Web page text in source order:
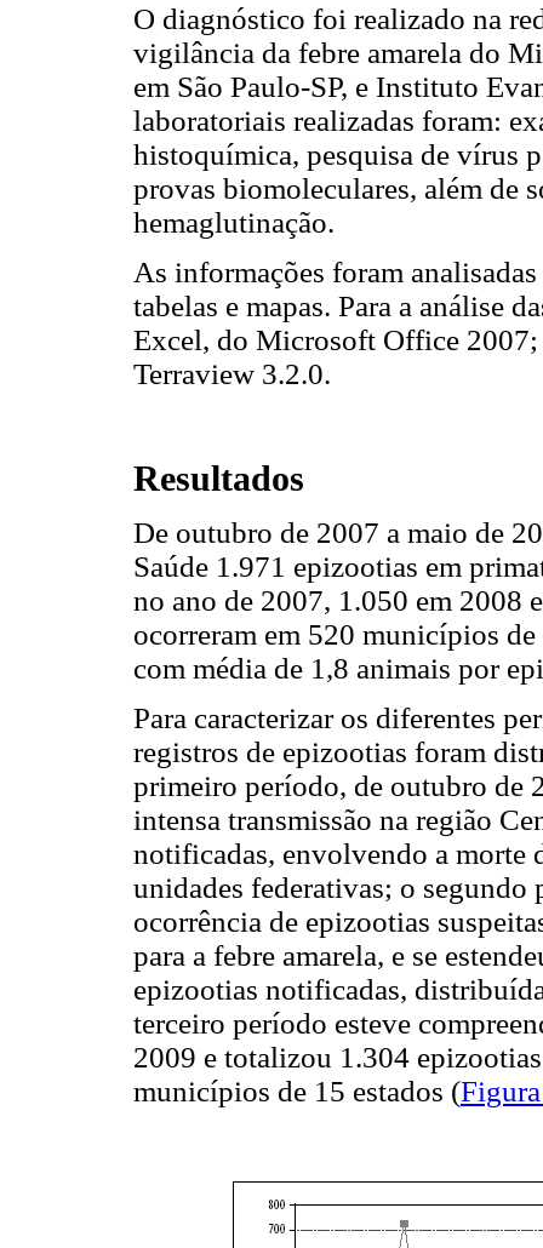
O diagnóstico foi realizado na
vigilância da febre amarela do
em São Paulo-SP, e Instituto
laboratoriais realizadas foram:
histoquímica, pesquisa de vírus
provas biomoleculares, além de
hemaglutinação.
As informações foram
tabelas e mapas. Para a análise
Excel, do Microsoft Office 2007;
Terraview 3.2.0.
Resultados
De outubro de 2007 a maio de
Saúde 1.971 epizootias em
no ano de 2007, 1.050 em 2008
ocorreram em 520 municípios
com média de 1,8 animais por
Para caracterizar os diferentes
registros de epizootias foram
primeiro período, de outubro de
intensa transmissão na região
notificadas, envolvendo a morte
unidades federativas; o
ocorrência de epizootias
para a febre amarela, e se
epizootias notificadas,
terceiro período esteve
2009 e totalizou 1.304
municípios de 15 estados (